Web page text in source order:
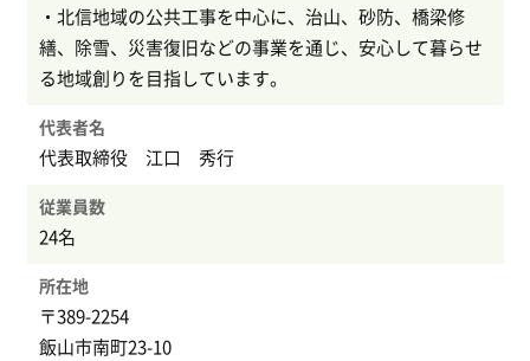
・北信地域の公共工事を中心に、治山、砂防、橋梁修
繕、除雪、災害復旧などの事業を通じ、安心して暮らせ
る地域創りを目指しています。
代表者名
代表取締役 江口 秀行
従業員数
24名
所在地
〒389-2254
飯山市南町23-10